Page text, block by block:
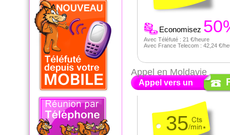
Economisez
Avec Téléfuté : 21 €/heure
Avec France Telecom : 42,24 €/
Appel vers un
Appel en Moldavie
35